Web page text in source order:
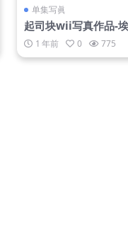
单集写眞
起司块wii写真作品-
226MB]
1 年前 0 775